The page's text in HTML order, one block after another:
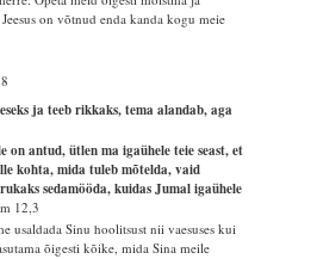
on võtnud enda kanda kogu meie
ja teeb rikkaks, tema alandab, aga
on antud, ütlen ma igaühele teie seast, et
kohta, mida tuleb mõtelda, vaid
sedamööda, kuidas Jumal igaühele
12,3
usaldada Sinu hoolitsust nii vaesuses kui
õigesti kõike, mida Sina meile